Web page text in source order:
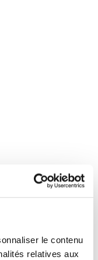
le contenu
relatives aux